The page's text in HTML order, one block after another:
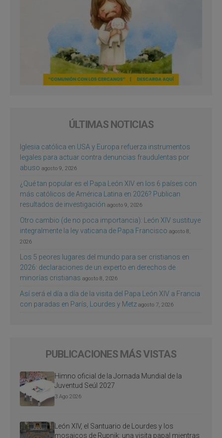
ÚLTIMAS NOTICIAS
Iglesia católica en USA y Europa refuerza instrumentos
legales para actuar contra denuncias fraudulentas por
abuso agosto 9, 2026
¿Qué tan popular es el Papa León XIV en los 6 países con
más católicos de América Latina en 2026? Publican
resultados de investigación agosto 9, 2026
Otro cambio (de no poca importancia): León XIV sustituye
integralmente la ley vaticana de Papa Francisco agosto 8,
2026
Los 5 peores lugares del mundo para ser cristianos en
2026: declaraciones de un experto en derechos de
minorías cristianas agosto 8, 2026
Así será el día a día de la visita del Papa León XIV a Francia
con paradas en París, Lourdes y Metz agosto 7, 2026
PUBLICACIONES MÁS VISTAS
Himno oficial de la Jornada Mundial de la
Juventud Seúl 2027
3 Ago 2026
León XIV, el Santuario de Lourdes y los
mosaicos de Rupnik: una visita papal mientras